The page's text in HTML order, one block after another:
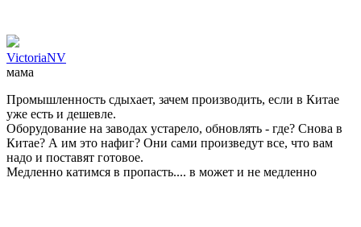
VictoriaNV
мама
Промышленность сдыхает, зачем производить, если в Китае
уже есть и дешевле.
Оборудование на заводах устарело, обновлять - где? Снова в
Китае? А им это нафиг? Они сами произведут все, что вам
надо и поставят готовое.
Медленно катимся в пропасть.... в может и не медленно